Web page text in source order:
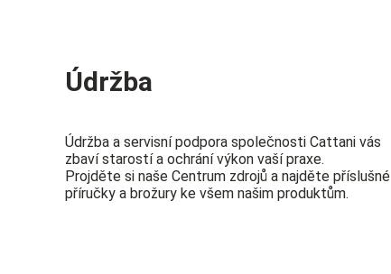
Údržba
Údržba a servisní podpora společnosti Cattani vás
zbaví starostí a ochrání výkon vaší praxe.
Projděte si naše Centrum zdrojů a najděte příslušné
příručky a brožury ke všem našim produktům.